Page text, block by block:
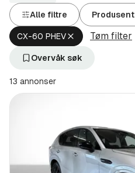
Alle filtre Produsent
CX-60 PHEV Fjern
aktivt
filter
Tøm filter
Overvåk søk
13 annonser